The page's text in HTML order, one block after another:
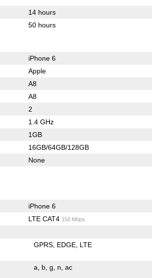
14 hours
50 hours
iPhone 6
Apple
A8
A8
2
1.4 GHz
1GB
16GB/64GB/128GB
None
iPhone 6
LTE CAT4 150 Mbps
GPRS EDGE LTE
a b g n ac